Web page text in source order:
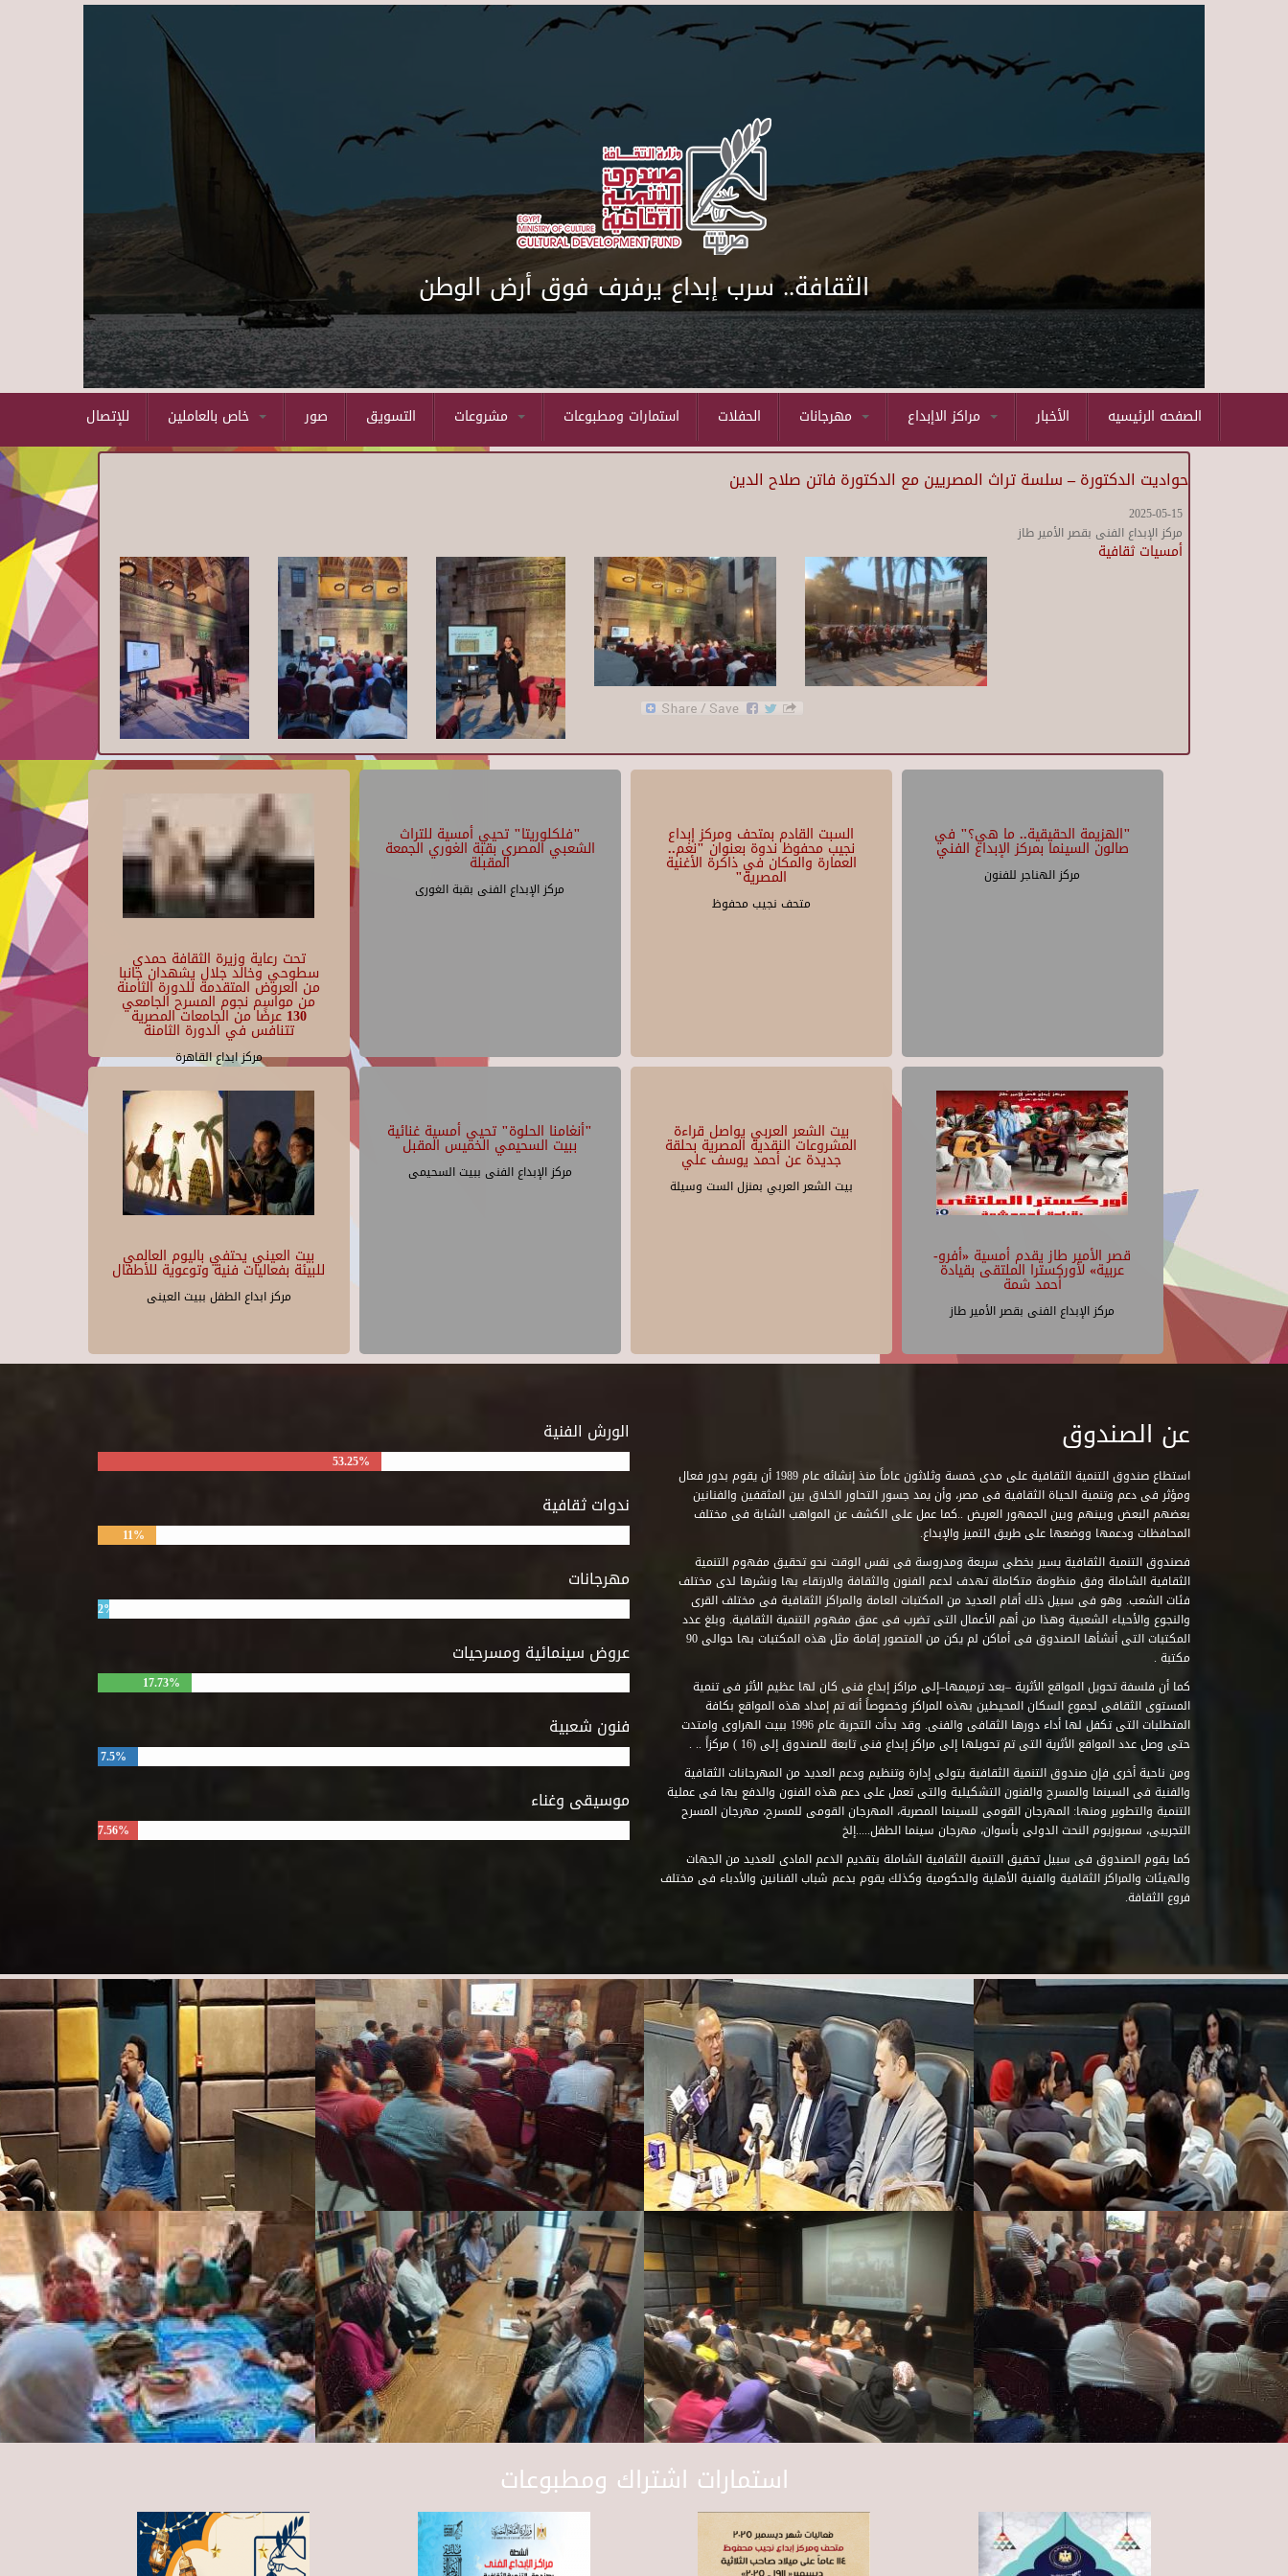
Skip to main content
الثقافة.. سرب إبداع يرفرف فوق أرض الوطن
للإتصال صور التسويق استمارات ومطبوعات الحفلات الأخبار الصفحه الرئيسيه
حواديت الدكتورة – سلسة تراث المصريين مع الدكتورة فاتن صلاح الدين
2025-05-15
مركز الإبداع الفنى بقصر الأمير طاز
أمسيات ثقافية
تحت رعاية وزيرة الثقافة حمدي
سطوحي وخالد جلال يشهدان جانبا
من العروض المتقدمة للدورة الثامنة
من مواسم نجوم المسرح الجامعي
130 عرضًا من الجامعات المصرية
تتنافس في الدورة الثامنة
مركز ابداع القاهرة
"فلكلوريتا" تحيي أمسية للتراث
الشعبي المصري بقبة الغوري الجمعة
المقبلة
مركز الإبداع الفنى بقبة الغورى
السبت القادم بمتحف ومركز إبداع
نجيب محفوظ ندوة بعنوان "نغم..
العمارة والمكان في ذاكرة الأغنية
المصرية"
متحف نجيب محفوظ
"الهزيمة الحقيقية.. ما هي؟" في
صالون السينما بمركز الإبداع الفني
مركز الهناجر للفنون
بيت العيني يحتفي باليوم العالمي
للبيئة بفعاليات فنية وتوعوية للأطفال
مركز ابداع الطفل ببيت العينى
"أنغامنا الحلوة" تحيي أمسية غنائية
ببيت السحيمي الخميس المقبل
مركز الإبداع الفنى ببيت السحيمى
بيت الشعر العربي يواصل قراءة
المشروعات النقدية المصرية بحلقة
جديدة عن أحمد يوسف علي
بيت الشعر العربي بمنزل الست وسيلة
قصر الأمير طاز يقدم أمسية «أفرو-
عربية» لأوركسترا الملتقى بقيادة
أحمد شمة
مركز الإبداع الفنى بقصر الأمير طاز
الورش الفنية
53.25%
ندوات ثقافية
11%
مهرجانات
2%
عروض سينمائية ومسرحيات
17.73%
فنون شعبية
7.5%
موسيقى وغناء
7.56%
عن الصندوق
استطاع صندوق التنمية الثقافية على مدى خمسة وثلاثون عاماً منذ إنشائه عام 1989 أن يقوم بدور فعال
ومؤثر فى دعم وتنمية الحياة الثقافية فى مصر، وأن يمد جسور التحاور الخلاق بين المثقفين والفنانين
بعضهم البعض وبينهم وبين الجمهور العريض ..كما عمل على الكشف عن المواهب الشابة فى مختلف
المحافظات ودعمها ووضعها على طريق التميز والإبداع.
فصندوق التنمية الثقافية يسير بخطى سريعة ومدروسة فى نفس الوقت نحو تحقيق مفهوم التنمية
الثقافية الشاملة وفق منظومة متكاملة تهدف لدعم الفنون والثقافة والارتقاء بها ونشرها لدى مختلف
فئات الشعب. وهو فى سبيل ذلك أقام العديد من المكتبات العامة والمراكز الثقافية فى مختلف القرى
والنجوع والأحياء الشعبية وهذا من أهم الأعمال التى تضرب فى عمق مفهوم التنمية الثقافية. وبلغ عدد
المكتبات التى أنشأها الصندوق فى أماكن لم يكن من المتصور إقامة مثل هذه المكتبات بها حوالى 90
مكتبة .
كما أن فلسفة تحويل المواقع الأثرية –بعد ترميمها–إلى مراكز إبداع فنى كان لها عظيم الأثر فى تنمية
المستوى الثقافى لجموع السكان المحيطين بهذه المراكز وخصوصاً أنه تم إمداد هذه المواقع بكافة
المتطلبات التى تكفل لها أداء دورها الثقافى والفنى. وقد بدأت التجربة عام 1996 ببيت الهراوى وامتدت
حتى وصل عدد المواقع الأثرية التى تم تحويلها إلى مراكز إبداع فنى تابعة للصندوق إلى (16 ) مركزاً .. .
ومن ناحية أخرى فإن صندوق التنمية الثقافية يتولى إدارة وتنظيم ودعم العديد من المهرجانات الثقافية
والفنية فى السينما والمسرح والفنون التشكيلية والتى تعمل على دعم هذه الفنون والدفع بها فى عملية
التنمية والتطوير ومنها: المهرجان القومى للسينما المصرية، المهرجان القومى للمسرح، مهرجان المسرح
التجريبى، سمبوزيوم النحت الدولى بأسوان، مهرجان سينما الطفل.....إلخ
كما يقوم الصندوق فى سبيل تحقيق التنمية الثقافية الشاملة بتقديم الدعم المادى للعديد من الجهات
والهيئات والمراكز الثقافية والفنية الأهلية والحكومية وكذلك يقوم بدعم شباب الفنانين والأدباء فى مختلف
فروع الثقافة.
استمارات اشتراك ومطبوعات